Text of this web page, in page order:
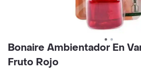
Bonaire Ambientador En
Fruto Rojo